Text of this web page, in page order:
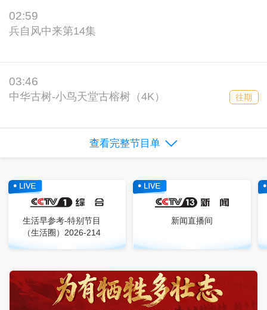
02:59
兵自风中来第14集
03:46
中华古树-小鸟天堂古榕树（4K） 往期
查看完整节目单
生活早参考-特别节目
（生活圈）2026-214
新闻直播间